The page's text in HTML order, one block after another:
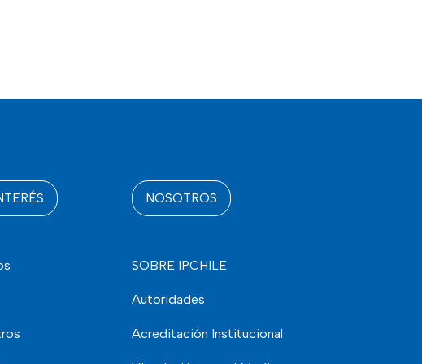
NOSOTROS
SOBRE IPCHILE
Autoridades
Acreditación Institucional